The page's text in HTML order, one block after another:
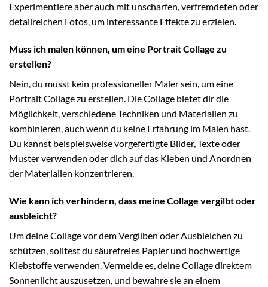
Experimentiere aber auch mit unscharfen, verfremdeten oder
detailreichen Fotos, um interessante Effekte zu erzielen.
Muss ich malen können, um eine Portrait Collage zu
erstellen?
Nein, du musst kein professioneller Maler sein, um eine
Portrait Collage zu erstellen. Die Collage bietet dir die
Möglichkeit, verschiedene Techniken und Materialien zu
kombinieren, auch wenn du keine Erfahrung im Malen hast.
Du kannst beispielsweise vorgefertigte Bilder, Texte oder
Muster verwenden oder dich auf das Kleben und Anordnen
der Materialien konzentrieren.
Wie kann ich verhindern, dass meine Collage vergilbt oder
ausbleicht?
Um deine Collage vor dem Vergilben oder Ausbleichen zu
schützen, solltest du säurefreies Papier und hochwertige
Klebstoffe verwenden. Vermeide es, deine Collage direktem
Sonnenlicht auszusetzen, und bewahre sie an einem